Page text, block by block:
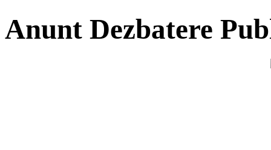
Anunt Dezbatere